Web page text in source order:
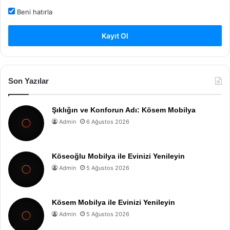
Beni hatırla
Kayıt Ol
Son Yazılar
Şıklığın ve Konforun Adı: Kösem Mobilya
Admin 6 Ağustos 2026
Köseoğlu Mobilya ile Evinizi Yenileyin
Admin 5 Ağustos 2026
Kösem Mobilya ile Evinizi Yenileyin
Admin 5 Ağustos 2026